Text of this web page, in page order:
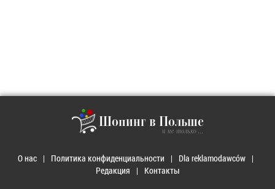
Шопинг в Польше
и не только ...
О нас Политика конфиденциальности
Dla reklamodawców
Редакция
Контакты